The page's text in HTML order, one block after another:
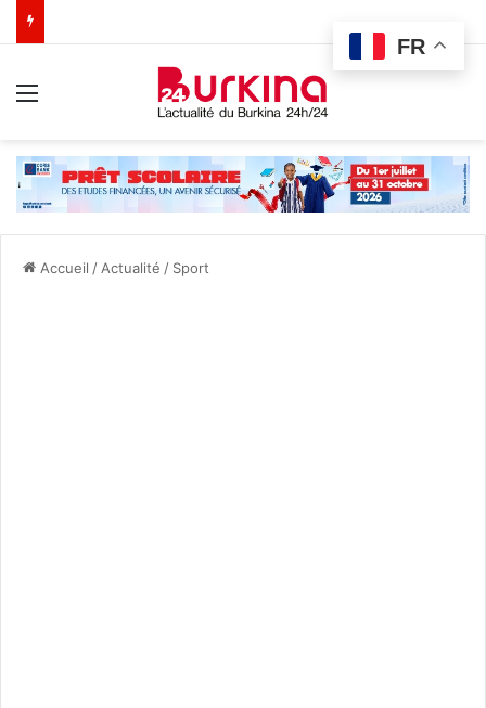
Accueil / Actualité / Sport
FR